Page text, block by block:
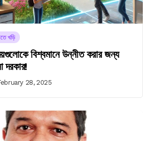
খড়ি
বিশ্বমানে উন্নীত করার জন্য
দরকার!
28, 2025